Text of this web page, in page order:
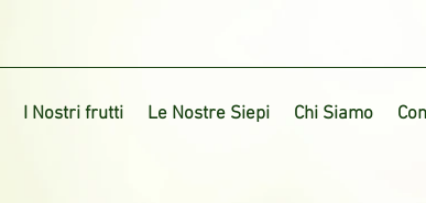
I Nostri frutti Le Nostre Siepi Chi Siamo